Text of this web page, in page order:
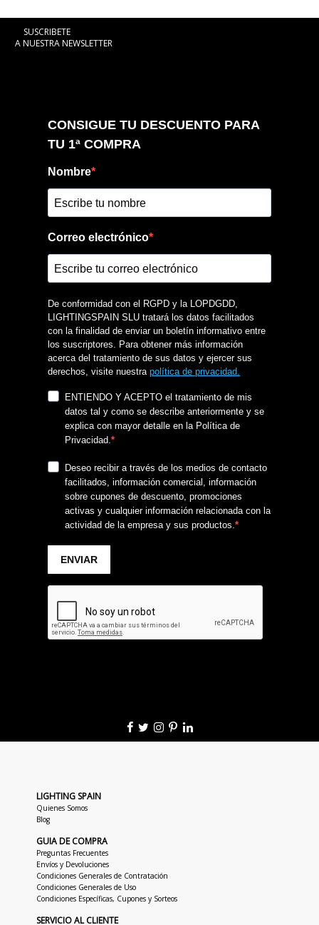
SUSCRIBETE
A NUESTRA NEWSLETTER
LIGHTING SPAIN
Quienes Somos
Blog
GUIA DE COMPRA
Preguntas Frecuentes
Envíos y Devoluciones
Condiciones Generales de Contratación
Condiciones Generales de Uso
Condiciones Específicas, Cupones y Sorteos
SERVICIO AL CLIENTE